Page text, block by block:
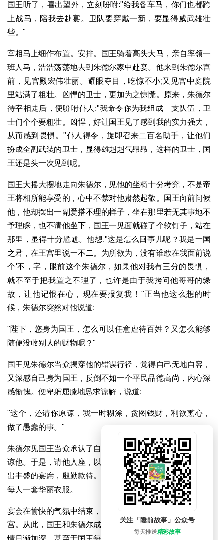
国王听了，喜出望外，立刻吩咐:"给我备车马，你们也都跨
上战马，陪我去赴宴。卫队要穿戴一新，要显得威武雄壮
些。"
宰相马上细作布置。安排。国王骑着高头大马，亲自率领一
班人马，浩浩荡荡地去到朱德尔家中赴宴。他来到朱德尔宫
前，见宫殿宏伟壮丽。耀眼夺目，吃惊不小;又见宫中庭院
里站满了粗壮。凶悍的卫士，更加为之惊慌。原来，朱德尔
待宰相走后，便吩咐仆人:"我命令你为我组成一支队伍，卫
士们个个要粗壮。凶悍，好让国王见了感到我的实力强大，
从而感到畏惧。"仆人得令，旋即召来二百名助手，让他们
扮成全副武装的卫士，显得雄赳赳气昂昂，这样的卫士，国
王还是头一次见到呢。
国王大摇大摆地走向朱德尔，见他的坐椅十分考究，不是帝
王将相所能享受的，心中不禁对他肃然起敬。国王向前问候
他，他却摆出一副爱搭不理的样子，坐在那里若无其事地不
予理睬，也不请他坐下，国王一见面就碰了个软钉子，站在
那里，显得十分尴尬。他想:"这是怎么回事儿呢？我是一国
之君，在王宫里说一不二。为所欲为，没有谁敢在我面前说
个'不，字，眼前这个朱德尔，如果他对我有三分的畏惧，
就不至于把我置之不理了，也许是由于我拷问他哥哥的缘
故，让他记恨在心，现在要报复我！"正当他这么想的时
候，朱德尔突然对他说道:
"陛下，您身为国王，怎么可以任意虐待百姓？又怎么能够
随便没收别人的财物呢？"
国王见朱德尔当众揭穿他的错误行径，觉得自己无地自容，
又深感自己身为国王，反倒不如一个平民品德高尚，内心深
感惭愧。便卑躬屈膝地恳求谅解，说道:
"这个，还请你原谅，我一时糊涂，贪图钱财，利欲熏心，
做了愚蠢的事。"
朱德尔见国王当众承认了自己的过错，实为难得，便表示原
谅他。于是，请他入座，以上宾对待，并让他的两个哥哥摆
出丰盛的宴席，殷勤款待。宴后，他还赠送给国王随行人员
每人一套华丽衣服。
宴会在愉快的气氛中结束，国王率领卫队兴高采烈地转回王
宫。从此，国王和朱德尔成为莫逆之交，彼此交往频繁，感
情日渐加深，甚至于国王每天都到朱德尔宫中去见他，在一
关注「睡前故事」公众号
每天推送精彩故事